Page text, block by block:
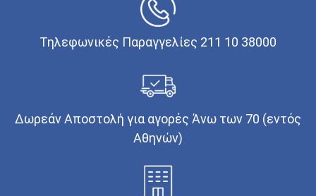
Τηλεφωνικές Παραγγελίες 211 10 38000
Δωρεάν Αποστολή για αγορές Άνω των 70 (εντός
Αθηνών)